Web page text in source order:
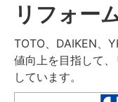
リフォー
TOTO、DAIKEN、
値向上を目指して
しています。